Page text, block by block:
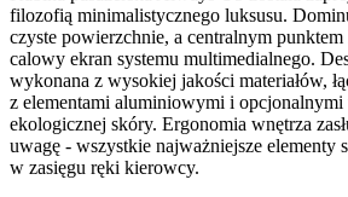
filozofią minimalistycznego luksusu.
czyste powierzchnie, a centralnym
calowy ekran systemu multimedialnego.
wykonana z wysokiej jakości materiałów,
z elementami aluminiowymi i
ekologicznej skóry. Ergonomia wnętrza
uwagę - wszystkie najważniejsze elementy
w zasięgu ręki kierowcy.